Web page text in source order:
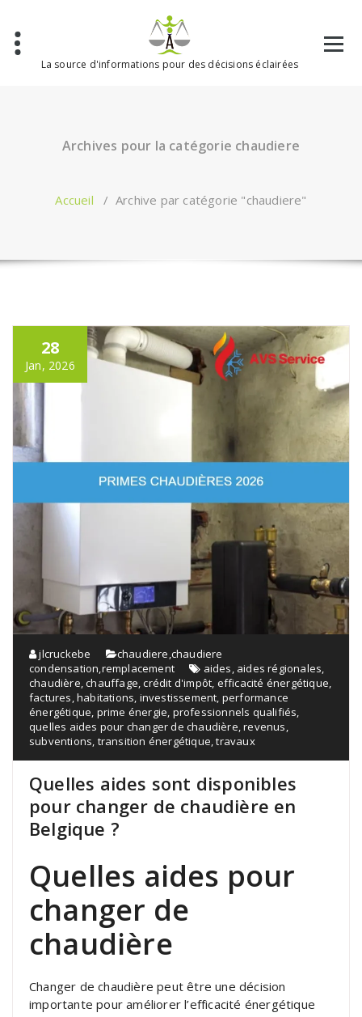
contenu
La source d'informations pour des décisions éclairées
Archives pour la catégorie chaudiere
Accueil / Archive par catégorie "chaudiere"
28
Jan, 2026
jlcruckebe chaudiere,chaudiere
condensation,remplacement aides, aides régionales,
chaudière,chauffage,crédit d'impôt, efficacité énergétique,
factures,habitations, investissement, performance
énergétique, prime énergie, professionnels qualifiés,
quelles aides pour changer de chaudière,revenus,
subventions, transition énergétique,travaux
Quelles aides sont disponibles
pour changer de chaudière en
Belgique ?
Quelles aides pour
changer de
chaudière
Changer de chaudière peut être une décision
importante pour améliorer l’efficacité énergétique